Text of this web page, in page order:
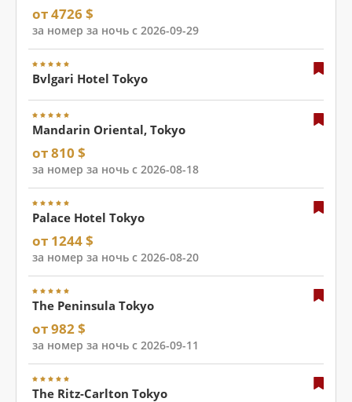
от 4726 $
за номер за ночь с 2026-09-29
Bvlgari Hotel Tokyo
Mandarin Oriental, Tokyo
от 810 $
за номер за ночь с 2026-08-18
Palace Hotel Tokyo
от 1244 $
за номер за ночь с 2026-08-20
The Peninsula Tokyo
от 982 $
за номер за ночь с 2026-09-11
The Ritz-Carlton Tokyo